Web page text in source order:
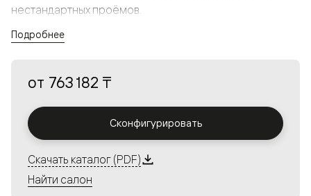
нестандартных проёмов.
а большой выбор вставок из стекла с различными
решения в интерьере и варьировать освещённость.
Алюминиевые перегородки имеют единый профиль
с алюминиевыми дверьми и легко сочетаются в одном
Подробнее
от 763 182 ₸
Сконфигурировать
Скачать каталог (PDF)
Найти салон